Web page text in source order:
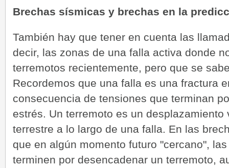
Brechas sísmicas y brechas en la
También hay que tener en cuenta las
decir, las zonas de una falla activa donde
terremotos recientemente, pero que se
Recordemos que una falla es una fractura
consecuencia de tensiones que terminan
estrés. Un terremoto es un desplazamiento
terrestre a lo largo de una falla. En las
que en algún momento futuro "cercano",
terminen por desencadenar un terremoto,